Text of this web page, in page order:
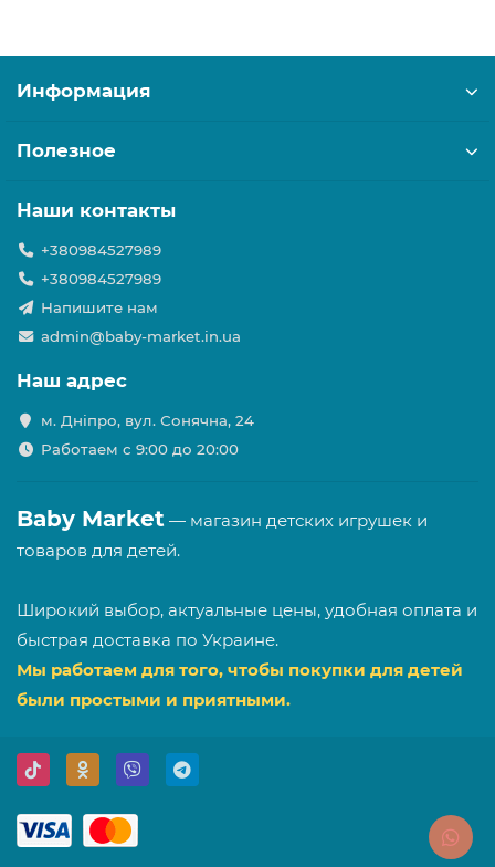
Информация
Полезное
Наши контакты
+380984527989
+380984527989
Напишите нам
admin@baby-market.in.ua
Наш адрес
м. Дніпро, вул. Сонячна, 24
Работаем с 9:00 до 20:00
Baby Market — магазин детских игрушек и
товаров для детей.
Широкий выбор, актуальные цены, удобная оплата и
быстрая доставка по Украине.
Мы работаем для того, чтобы покупки для детей
были простыми и приятными.